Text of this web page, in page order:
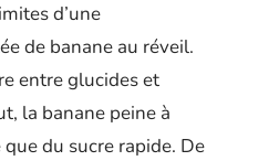
d’une
de banane au réveil.
entre glucides et
la banane peine à
du sucre rapide. De